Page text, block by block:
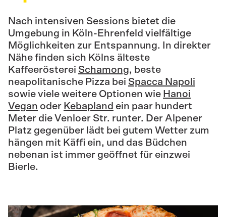
Nach intensiven Sessions bietet die
Umgebung in Köln-Ehrenfeld vielfältige
Möglichkeiten zur Entspannung. In direkter
Nähe finden sich Kölns älteste
Kaffeerösterei Schamong, beste
neapolitanische Pizza bei Spacca Napoli
sowie viele weitere Optionen wie Hanoi
Vegan oder Kebapland ein paar hundert
Meter die Venloer Str. runter. Der Alpener
Platz gegenüber lädt bei gutem Wetter zum
hängen mit Käffi ein, und das Büdchen
nebenan ist immer geöffnet für einzwei
Bierle.